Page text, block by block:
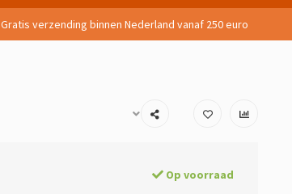
Gratis verzending binnen Nederland vanaf 250 euro
Op voorraad